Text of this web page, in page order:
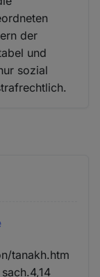
der
und
sozial
tanakh.htm